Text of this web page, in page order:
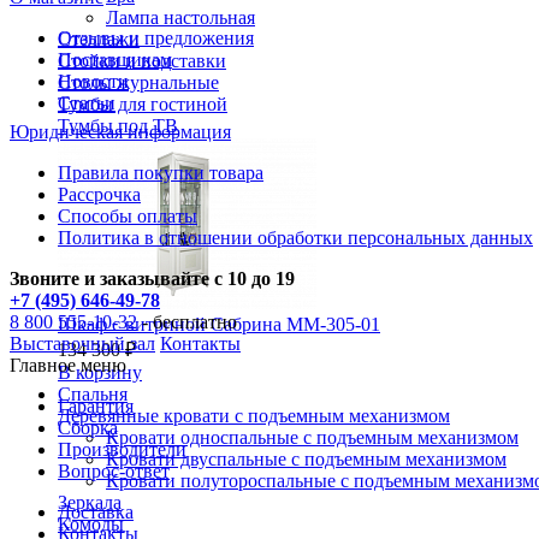
Лампа настольная
Стеллажи
Стойки и подставки
Столы журнальные
Тумбы для гостиной
Тумбы под ТВ
Шкаф с витриной Сабрина ММ-305-01
134 300 ₽
В корзину
Спальня
Деревянные кровати с подъемным механизмом
Кровати односпальные с подъемным механизмом
Кровати двуспальные с подъемным механизмом
Кровати полутороспальные с подъемным
Зеркала
Комоды
Отзывы и предложения
Поставщикам
Новости
Статьи
Юридическая информация
Правила покупки товара
Рассрочка
Способы оплаты
Политика в отношении обработки персональных данных
Звоните и заказывайте с 10 до 19
+7 (495) 646-49-78
8 800 555-10-32- бесплатно
Выставочный зал Контакты
Главное меню
Гарантия
Сборка
Производители
Вопрос-ответ
Доставка
Контакты